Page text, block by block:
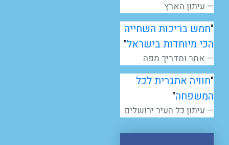
עיתון הארץ
"חמש בריכות השחייה
הכי מיוחדות בישראל"
אתר ומדריך מפה
"חוויה אתגרית לכל
המשפחה"
עיתון כל העיר ירושלים